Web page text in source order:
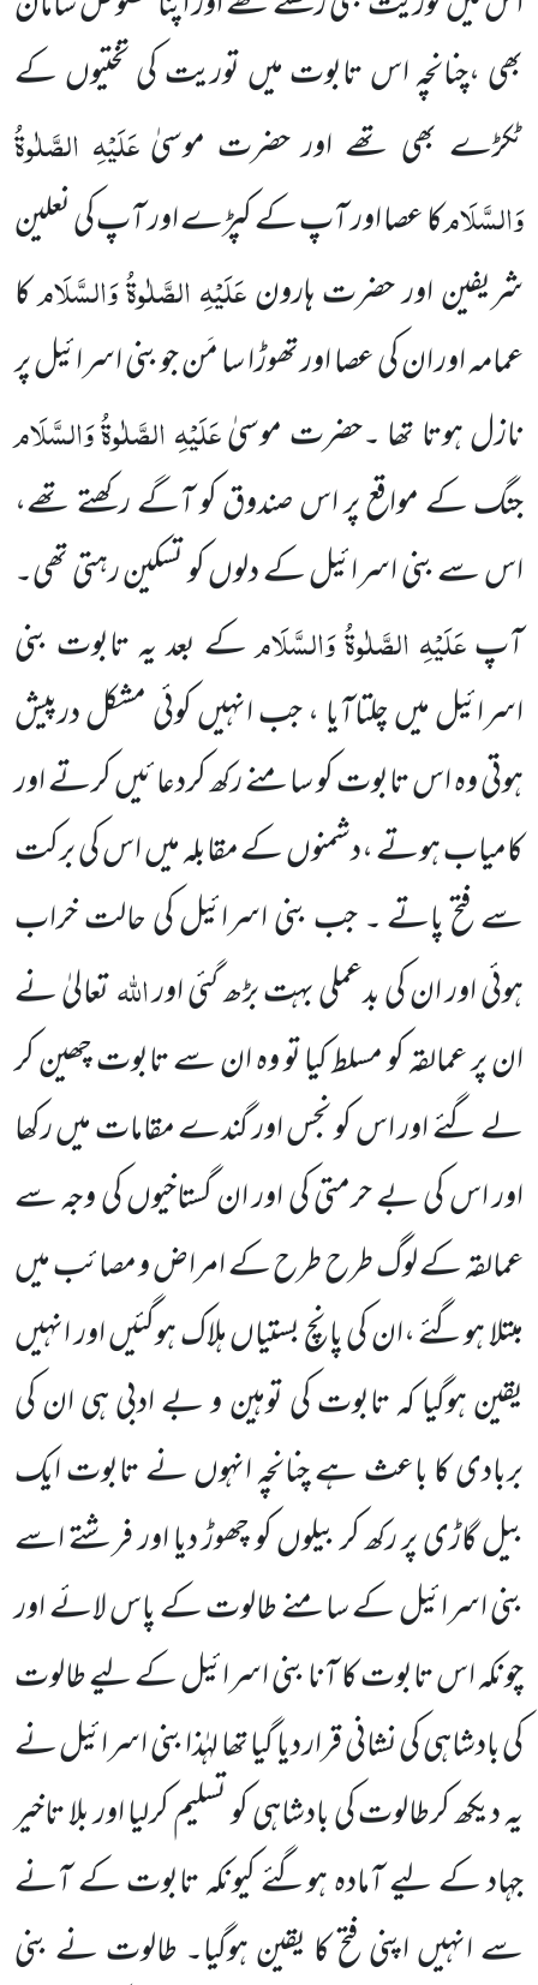
بھی ،چنانچہ اس تابوت میں توریت کی تختیوں کے
ٹکڑے بھی تھے اور حضرت موسیٰعَلَیْہِ الصَّلٰوۃُ
وَالسَّلَامکاعصا اور آپ کے کپڑے اور آپ کی نعلین
شریفین اور حضرت ہارونعَلَیْہِ الصَّلٰوۃُ وَالسَّلَامکا
عمامہ اور ان کی عصا اور تھوڑا سامَن جو بنی اسرائیل پر
نازل ہوتا تھا ۔حضرت موسیٰعَلَیْہِ الصَّلٰوۃُ وَالسَّلَام
جنگ کے مواقع پر اس صندوق کو آگے رکھتے تھے،
اسسے بنی اسرائیل کے دلوں کو تسکین رہتی تھی۔
آپعَلَیْہِ الصَّلٰوۃُ وَالسَّلَامکے بعد یہ تابوت بنی
اسرائیل میں چلتاآیا ، جب انہیںکوئی مشکل درپیش
ہوتی وہ اس تابوت کو سامنے رکھ کردعا ئیں کرتے اور
کامیاب ہوتے ،دشمنوں کے مقابلہ میں اس کی برکت
سے فتح پاتے ۔ جب بنی اسرائیل کی حالت خراب
ہوئی اور ان کی بدعملی بہت بڑھ گئی اوراللہتعالیٰ نے
ان پر عمالقہ کو مسلط کیا تو وہ ان سے تابوت چھین کر
لے گئے اور اس کو نجس اور گندے مقامات میں رکھا
اور اس کی بے حرمتی کی اوران گستاخیوں کی وجہ سے
عمالقہ کے لوگ طرح طرح کے امراض و مصائب میں
مبتلا ہوگئے ،ان کی پانچ بستیاں ہلاک ہوگئیںاور انہیں
یقین ہوگیا کہ تابوت کی توہین و بے ادبی ہی ان کی
بربادی کا باعث ہے چنانچہ انہوں نے تابوت ایک
بیل گاڑیپر رکھ کر بیلوں کو چھوڑ دیا اور فرشتے اسے
بنی اسرائیل کے سامنے طالوت کے پاس لائے اور
چونکہ اس تابوت کا آنا بنی اسرائیلکے لیے طالوت
کی بادشاہی کی نشانی قرار دیا گیا تھا لہٰذا بنی اسرائیل نے
یہ دیکھ کرطالوت کی بادشاہی کو تسلیم کرلیا اور بلا تاخیر
جہاد کے لیے آمادہ ہوگئے کیونکہ تابوت کے آنے
سے انہیں اپنی فتح کا یقین ہوگیا۔ طالوت نے بنی